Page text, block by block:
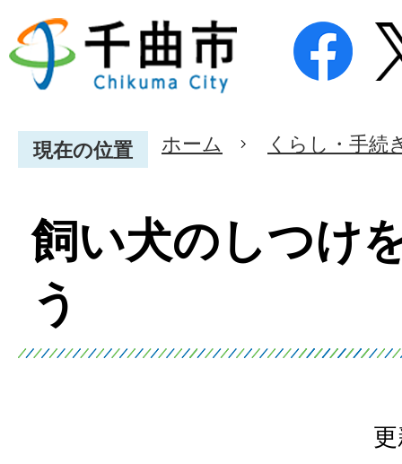
現在の位置 ホーム くらし・手続
飼い犬のしつけ
う